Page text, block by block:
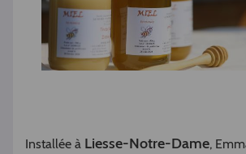
Installée à Liesse-Notre-Dame,